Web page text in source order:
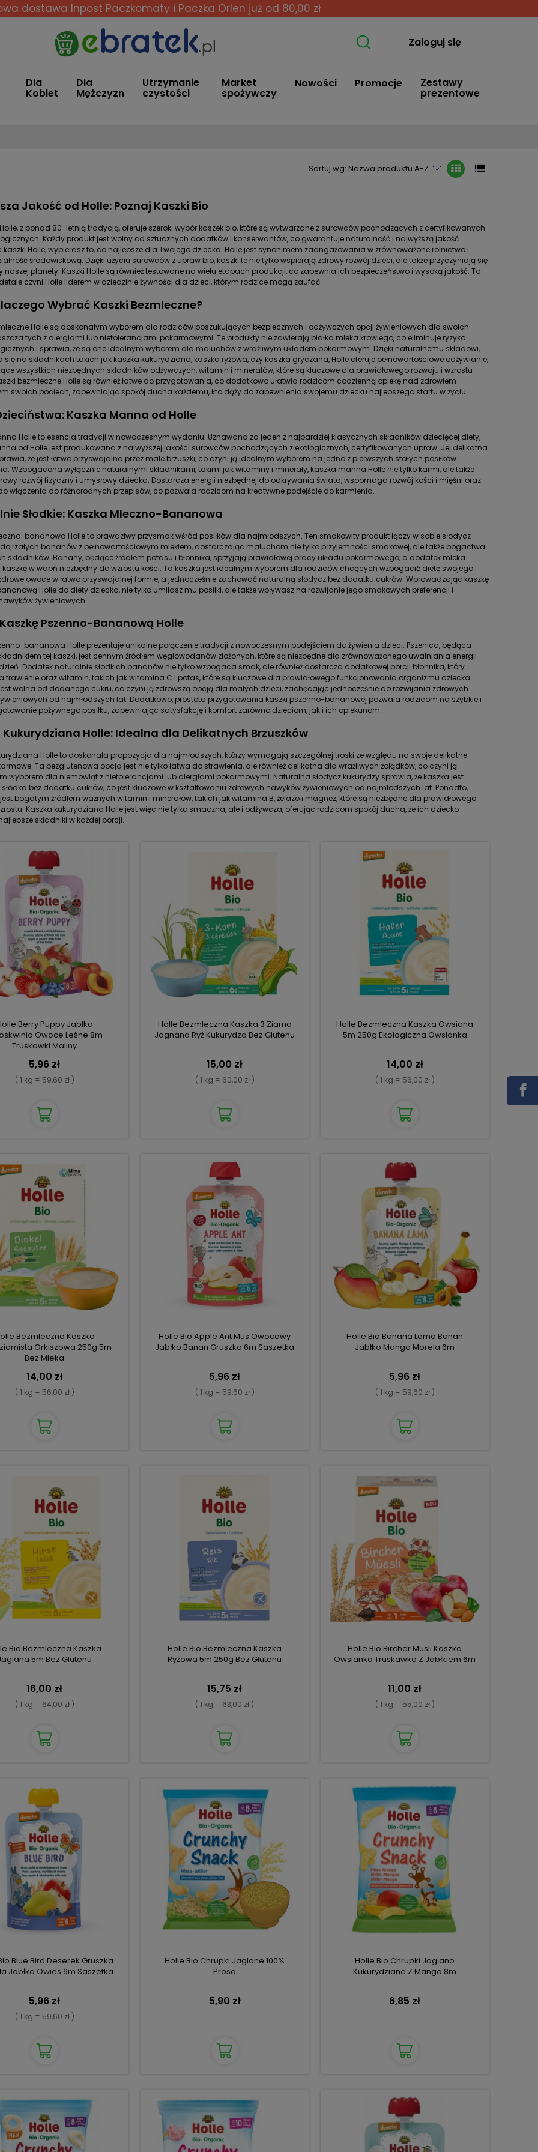
dostawa Inpost Paczkomaty i Paczka Orlen już od 80,00 zł
Zaloguj się
Dla
Kobiet
Dla
Mężczyzn
Utrzymanie
czystości
Market
spożywczy
Nowości Promocje Zestawy
prezentowe
Sortuj wg: Nazwa produktu A-Z
Jakość od Holle: Poznaj Kaszki Bio
z ponad 80-letnią tradycją, oferuje szeroki wybór kaszek bio, które są wytwarzane z surowców pochodzących z certyfikowanych
Każdy produkt jest wolny od sztucznych dodatków i konserwantów, co gwarantuje naturalność i najwyższą jakość.
kaszki Holle, wybierasz to, co najlepsze dla Twojego dziecka. Holle jest synonimem zaangażowania w zrównoważone rolnictwo i
środowiskową. Dzięki użyciu surowców z upraw bio, kaszki te nie tylko wspierają zdrowy rozwój dzieci, ale także przyczyniają się
naszej planety. Kaszki Holle są również testowane na wielu etapach produkcji, co zapewnia ich bezpieczeństwo i wysoką jakość. Ta
czyni Holle liderem w dziedzinie żywności dla dzieci, którym rodzice mogą zaufać.
Wybrać Kaszki Bezmleczne?
Holle są doskonałym wyborem dla rodziców poszukujących bezpiecznych i odżywczych opcji żywieniowych dla swoich
tych z alergiami lub nietolerancjami pokarmowymi. Te produkty nie zawierają białka mleka krowiego, co eliminuje ryzyko
i sprawia, że są one idealnym wyborem dla maluchów z wrażliwym układem pokarmowym. Dzięki naturalnemu składowi,
się na składnikach takich jak kaszka kukurydziana, kaszka ryżowa, czy kaszka gryczana, Holle oferuje pełnowartościowe odżywianie,
wszystkich niezbędnych składników odżywczych, witamin i minerałów, które są kluczowe dla prawidłowego rozwoju i wzrostu
bezmleczne Holle są również łatwe do przygotowania, co dodatkowo ułatwia rodzicom codzienną opiekę nad zdrowiem
swoich pociech, zapewniając spokój ducha każdemu, kto dąży do zapewnienia swojemu dziecku najlepszego startu w życiu.
Kaszka Manna od Holle
Holle to esencja tradycji w nowoczesnym wydaniu. Uznawana za jeden z najbardziej klasycznych składników dziecięcej diety,
od Holle jest produkowana z najwyższej jakości surowców pochodzących z ekologicznych, certyfikowanych upraw. Jej delikatna
że jest łatwo przyswajalna przez małe brzuszki, co czyni ją idealnym wyborem na jedno z pierwszych stałych posiłków
Wzbogacona wyłącznie naturalnymi składnikami, takimi jak witaminy i minerały, kaszka manna Holle nie tylko karmi, ale także
rozwój fizyczny i umysłowy dziecka. Dostarcza energii niezbędnej do odkrywania świata, wspomaga rozwój kości i mięśni oraz
włączenia do różnorodnych przepisów, co pozwala rodzicom na kreatywne podejście do karmienia.
Słodkie: Kaszka Mleczno-Bananowa
bananowa Holle to prawdziwy przysmak wśród posiłków dla najmłodszych. Ten smakowity produkt łączy w sobie słodycz
bananów z pełnowartościowym mlekiem, dostarczając maluchom nie tylko przyjemności smakowej, ale także bogactwa
składników. Banany, będące źródłem potasu i błonnika, sprzyjają prawidłowej pracy układu pokarmowego, a dodatek mleka
w wapń niezbędny do wzrostu kości. Ta kaszka jest idealnym wyborem dla rodziców chcących wzbogacić dietę swojego
owoce w łatwo przyswajalnej formie, a jednocześnie zachować naturalną słodycz bez dodatku cukrów. Wprowadzając kaszkę
Holle do diety dziecka, nie tylko umilasz mu posiłki, ale także wpływasz na rozwijanie jego smakowych preferencji i
żywieniowych.
Pszenno-Bananową Holle
bananowa Holle prezentuje unikalne połączenie tradycji z nowoczesnym podejściem do żywienia dzieci. Pszenica, będąca
tej kaszki, jest cennym źródłem węglowodanów złożonych, które są niezbędne dla zrównoważonego uwalniania energii
Dodatek naturalnie słodkich bananów nie tylko wzbogaca smak, ale również dostarcza dodatkowej porcji błonnika, który
trawienie oraz witamin, takich jak witamina C i potas, które są kluczowe dla prawidłowego funkcjonowania organizmu dziecka.
wolna od dodanego cukru, co czyni ją zdrowszą opcją dla małych dzieci, zachęcając jednocześnie do rozwijania zdrowych
od najmłodszych lat. Dodatkowo, prostota przygotowania kaszki pszenno-bananowej pozwala rodzicom na szybkie i
pożywnego posiłku, zapewniając satysfakcję i komfort zarówno dzieciom, jak i ich opiekunom.
Kukurydziana Holle: Idealna dla Delikatnych Brzuszków
Holle to doskonała propozycja dla najmłodszych, którzy wymagają szczególnej troski ze względu na swoje delikatne
Ta bezglutenowa opcja jest nie tylko łatwa do strawienia, ale również delikatna dla wrażliwych żołądków, co czyni ją
wyborem dla niemowląt z nietolerancjami lub alergiami pokarmowymi. Naturalna słodycz kukurydzy sprawia, że kaszka jest
bez dodatku cukrów, co jest kluczowe w kształtowaniu zdrowych nawyków żywieniowych od najmłodszych lat. Ponadto,
bogatym źródłem ważnych witamin i minerałów, takich jak witamina B, żelazo i magnez, które są niezbędne dla prawidłowego
Kaszka kukurydziana Holle jest więc nie tylko smaczna, ale i odżywcza, oferując rodzicom spokój ducha, że ich dziecko
składniki w każdej porcji.
Berry Puppy Jabłko
Owoce Leśne 8m
Truskawki Maliny
5,96 zł
( 1 kg = 59,60 zł )
Holle Bezmleczna Kaszka 3 Ziarna
Jagnana Ryż Kukurydza Bez Glutenu
15,00 zł
( 1 kg = 60,00 zł )
Holle Bezmleczna Kaszka Owsiana
5m 250g Ekologiczna Owsianka
14,00 zł
( 1 kg = 56,00 zł )
Bezmleczna Kaszka
Orkiszowa 250g 5m
Bez Mleka
14,00 zł
( 1 kg = 56,00 zł )
Holle Bio Apple Ant Mus Owocowy
Jabłko Banan Gruszka 6m Saszetka
5,96 zł
( 1 kg = 59,60 zł )
Holle Bio Banana Lama Banan
Jabłko Mango Morela 6m
5,96 zł
( 1 kg = 59,60 zł )
Bio Bezmleczna Kaszka
5m Bez Glutenu
16,00 zł
( 1 kg = 64,00 zł )
Holle Bio Bezmleczna Kaszka
Ryżowa 5m 250g Bez Glutenu
15,75 zł
( 1 kg = 63,00 zł )
Holle Bio Bircher Musli Kaszka
Owsianka Truskawka Z Jabłkiem 6m
11,00 zł
( 1 kg = 55,00 zł )
Blue Bird Deserek Gruszka
Jabłko Owies 6m Saszetka
5,96 zł
( 1 kg = 59,60 zł )
Holle Bio Chrupki Jaglane 100%
Proso
5,90 zł
Holle Bio Chrupki Jaglano
Kukurydziane Z Mango 8m
6,85 zł